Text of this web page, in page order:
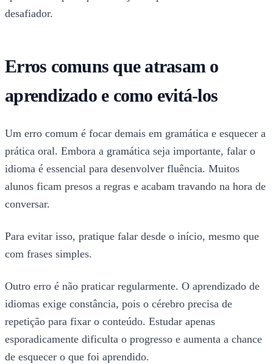
desafiador.
Erros comuns que atrasam o
aprendizado e como evitá-los
Um erro comum é focar demais em gramática e esquecer a
prática oral. Embora a gramática seja importante, falar o
idioma é essencial para desenvolver fluência. Muitos
alunos ficam presos a regras e acabam travando na hora de
conversar.
Para evitar isso, pratique falar desde o início, mesmo que
com frases simples.
Outro erro é não praticar regularmente. O aprendizado de
idiomas exige constância, pois o cérebro precisa de
repetição para fixar o conteúdo. Estudar apenas
esporadicamente dificulta o progresso e aumenta a chance
de esquecer o que foi aprendido.